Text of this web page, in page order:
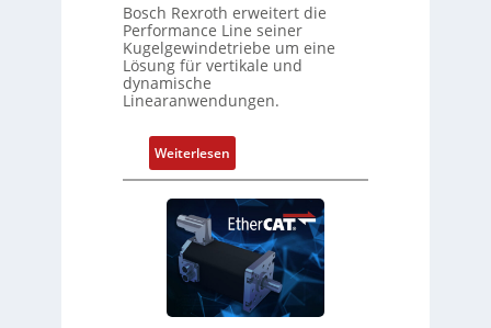
u
n
g
n
d
Z
u
s
t
a
s
m
b
i
i
r
t
P
o
s
i
Bosch Rexroth erweitert die
Performance Line seiner
Kugelgewindetriebe um eine
Lösung für vertikale und
dynamische
Linearanwendungen.
Weiterlesen:
N
e
u
e
u